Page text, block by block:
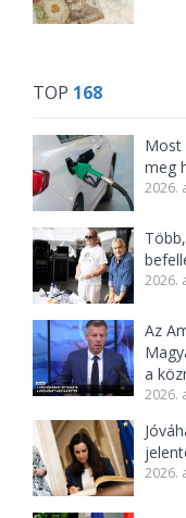
TOP 168
Most
meg
2026.
2026.
Az
a
2026.
2026.